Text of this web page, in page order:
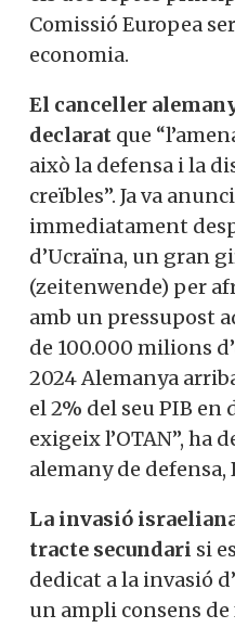
matèria de defensa.
presidir un segon
Seria el primer en
un projecte
sobre la pau.Vonder
entendre que els
la pròxima Comissió
defensa i economia.
El canceller
declaratque
això la defensa i la
creïbles”. Ja va
immediatament
russa d’Ucraïna, un
l’amenaça russa,
addicional en
d’euros. “Aquest
arribarà a gastar,